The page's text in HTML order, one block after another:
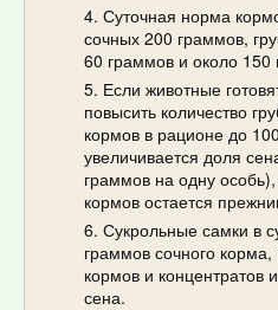
Суточная норма
сочных 200 граммов,
60 граммов и около 150
Если животные
повысить количество
кормов в рационе до
увеличивается доля
граммов на одну
кормов остается
Сукрольные самки в
граммов сочного
кормов и концентратов
сена.